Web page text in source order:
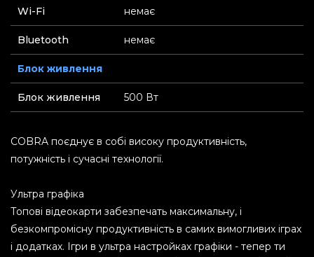
Wi-Fi немає
Bluetooth немає
Блок живлення
Блок живлення 500 Вт
COBRA поєднує в собі високу продуктивність,
потужність і сучасні технології.
Ультра графіка
Топові відеокарти забезпечать максимальну, і
безкомпромісну продуктивність в самих вимогливих іграх
і додатках. Ігри в ультра настройках графіки - тепер ти